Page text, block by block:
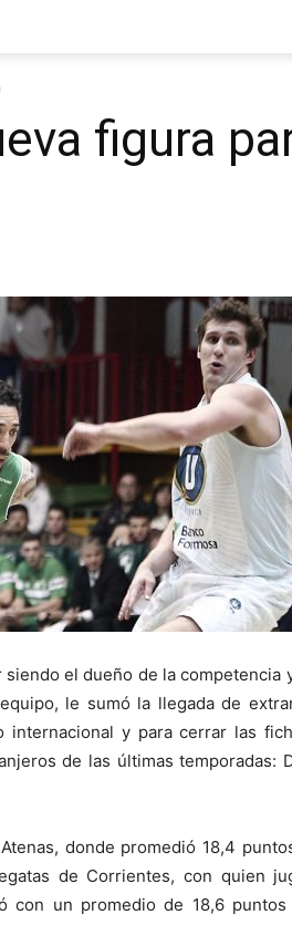
figura
el dueño de la competencia
le sumó la llegada de
internacional y para cerrar las
de las últimas temporadas:
donde promedió 18,4
de Corrientes, con quien
con un promedio de 18,6